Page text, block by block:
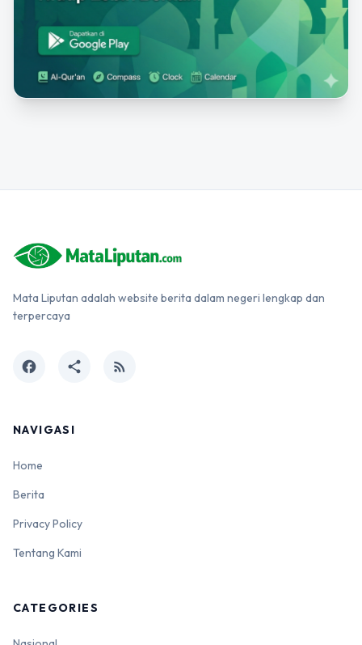
Mata Liputan adalah website berita dalam negeri lengkap dan
terpercaya
facebook share rss_feed
NAVIGASI
Home
Berita
Privacy Policy
Tentang Kami
CATEGORIES